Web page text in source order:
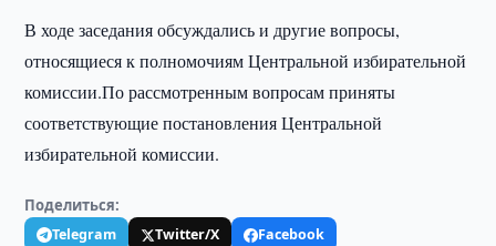
В ходе заседания обсуждались и другие вопросы,
относящиеся к полномочиям Центральной избирательной
комиссии.По рассмотренным вопросам приняты
соответствующие постановления Центральной
избирательной комиссии.
Поделиться:
Telegram Twitter/X
Facebook